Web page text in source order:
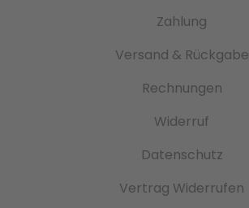
Zahlung
Versand & Rückgabe
Rechnungen
Widerruf
Datenschutz
Vertrag Widerrufen